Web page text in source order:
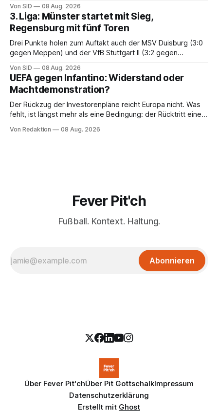
Von SID 08 Aug. 2026
3. Liga: Münster startet mit Sieg,
Regensburg mit fünf Toren
Drei Punkte holen zum Auftakt auch der MSV Duisburg (3:0
gegen Meppen) und der VfB Stuttgart II (3:2 gegen
Von SID 08 Aug. 2026
UEFA gegen Infantino: Widerstand oder
Machtdemonstration?
Der Rückzug der Investorenpläne reicht Europa nicht. Was
fehlt, ist längst mehr als eine Bedingung: der Rücktritt eines
Von Redaktion 08 Aug. 2026
Fever Pit'ch
Fußball. Kontext. Haltung.
Abonnieren
Über Fever Pit'chÜber Pit GottschalkImpressum
Datenschutzerklärung
Erstellt mit Ghost